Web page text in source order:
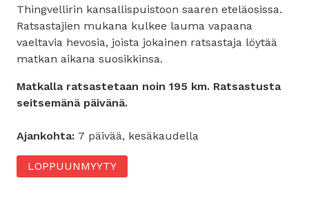
Thingvellirin kansallispuistoon saaren eteläosissa.
Ratsastajien mukana kulkee lauma vapaana
vaeltavia hevosia, joista jokainen ratsastaja löytää
matkan aikana suosikkinsa.
Matkalla ratsastetaan noin 195 km. Ratsastusta
seitsemänä päivänä.
Ajankohta: 7 päivää, kesäkaudella
LOPPUUNMYYTY